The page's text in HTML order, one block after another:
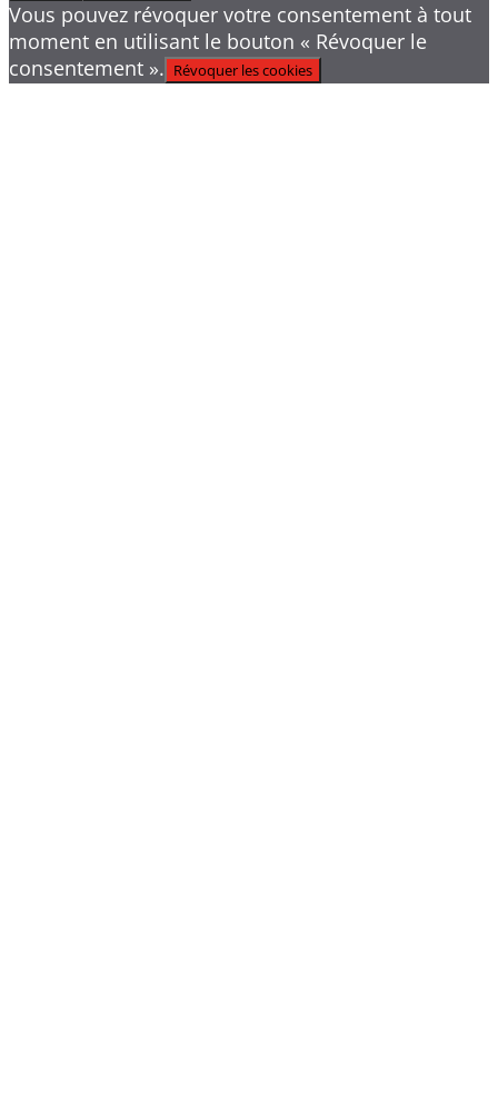
Vous pouvez révoquer votre consentement à tout
moment en utilisant le bouton « Révoquer le
consentement ». Révoquer les cookies